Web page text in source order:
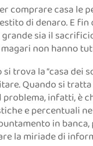
comprare casa le
di denaro. E
sia il
non hanno
trova la “casa dei
Quando si
infatti, è
e percentuali
in
la miriade di